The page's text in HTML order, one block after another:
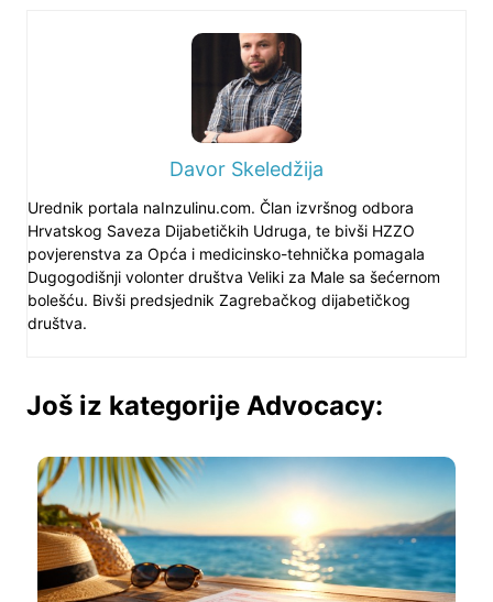
Davor Skeledžija
Urednik portala naInzulinu.com. Član izvršnog odbora
Hrvatskog Saveza Dijabetičkih Udruga, te bivši HZZO
povjerenstva za Opća i medicinsko-tehnička pomagala
Dugogodišnji volonter društva Veliki za Male sa šećernom
bolešću. Bivši predsjednik Zagrebačkog dijabetičkog
društva.
Još iz kategorije Advocacy: